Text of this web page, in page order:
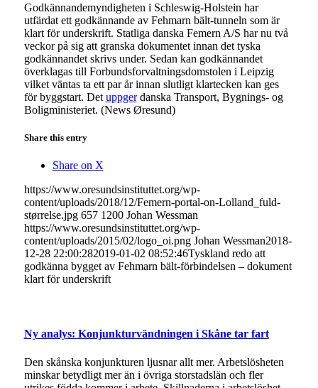
Godkännandemyndigheten i Schleswig-Holstein har
utfärdat ett godkännande av Fehmarn bält-tunneln som är
klart för underskrift. Statliga danska Femern A/S har nu två
veckor på sig att granska dokumentet innan det tyska
godkännandet skrivs under. Sedan kan godkännandet
överklagas till Forbundsforvaltningsdomstolen i Leipzig
vilket väntas ta ett par år innan slutligt klartecken kan ges
för byggstart. Det uppgerdanska Transport, Bygnings- og
Boligministeriet. (News Øresund)
Share this entry
Share on X
https://www.oresundsinstituttet.org/wp-
content/uploads/2018/12/Femern-portal-on-Lolland_fuld-
størrelse.jpg 657 1200 Johan Wessman
https://www.oresundsinstituttet.org/wp-
content/uploads/2015/02/logo_oi.png Johan Wessman2018-
12-28 22:00:282019-01-02 08:52:46Tyskland redo att
godkänna bygget av Fehmarn bält-förbindelsen – dokument
klart för underskrift
Ny analys: Konjunkturvändningen i Skåne tar fart
Den skånska konjunkturen ljusnar allt mer. Arbetslösheten
minskar betydligt mer än i övriga storstadslän och fler